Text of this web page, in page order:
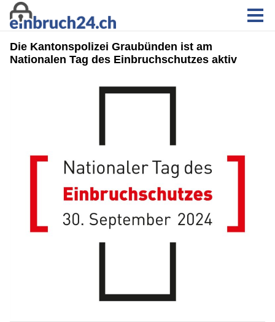
Die Kantonspolizei Graubünden ist am
Nationalen Tag des Einbruchschutzes aktiv